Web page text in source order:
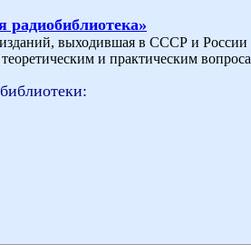
радиобиблиотека»
выходившая в СССР и России
и практическим